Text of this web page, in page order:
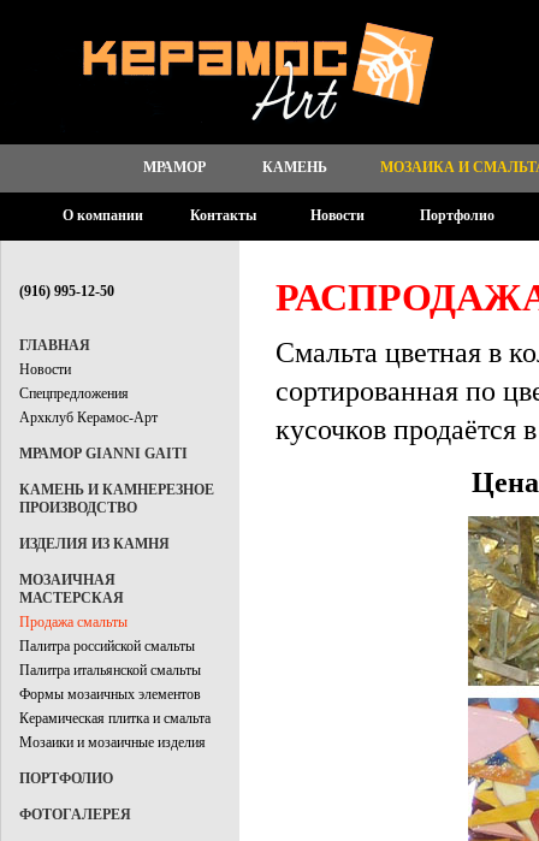
МРАМОР КАМЕНЬ МОЗАИКА И
О компании Контакты Новости Портфолио
(916) 995-12-50
ГЛАВНАЯ
Новости
Спецпредложения
Архклуб Керамос-Арт
МРАМОР GIANNI GAITI
КАМЕНЬ И КАМНЕРЕЗНОЕ
ПРОИЗВОДСТВО
ИЗДЕЛИЯ ИЗ КАМНЯ
МОЗАИЧНАЯ
МАСТЕРСКАЯ
Продажа смальты
Палитра российской смальты
Палитра итальянской смальты
Формы мозаичных элементов
Керамическая плитка и смальта
Мозаики и мозаичные изделия
ПОРТФОЛИО
ФОТОГАЛЕРЕЯ
Смальта цветная в
сортированная по
кусочков продаётся